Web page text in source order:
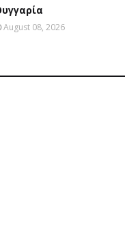
August 08, 2026